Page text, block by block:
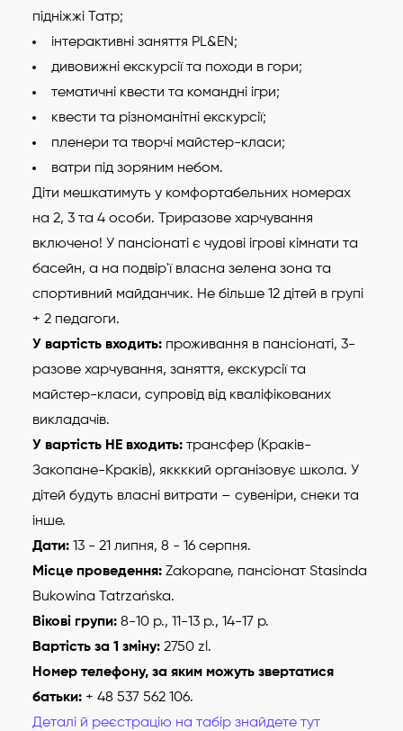
підніжжі Татр;
інтерактивні заняття PL&EN;
дивовижні екскурсії та походи в гори;
тематичні квести та командні ігри;
квести та різноманітні екскурсії;
пленери та творчі майстер-класи;
ватри під зоряним небом.
Діти мешкатимуть у комфортабельних номерах
на 2, 3 та 4 особи. Триразове харчування
включено! У пансіонаті є чудові ігрові кімнати та
басейн, а на подвір'ї власна зелена зона та
спортивний майданчик. Не більше 12 дітей в групі
+ 2 педагоги.
У вартість входить: проживання в пансіонаті, 3-
разове харчування, заняття, екскурсії та
майстер-класи, супровід від кваліфікованих
викладачів.
У вартість НЕ входить: трансфер (Краків-
Закопане-Краків), яккккий організовує школа. У
дітей будуть власні витрати – сувеніри, снеки та
інше.
Дати: 13 - 21 липня, 8 - 16 серпня.
Місце проведення: Zakopane, пансіонат Stasinda
Bukowina Tatrzańska.
Вікові групи: 8-10 р., 11-13 р., 14-17 р.
Вартість за 1 зміну: 2750 zl.
Номер телефону, за яким можуть звертатися
батьки: + 48 537 562 106.
Деталі й реєстрацію на табір знайдете тут